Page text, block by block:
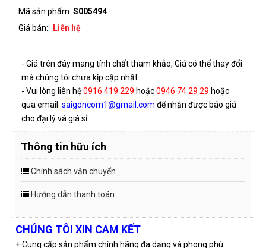
Mã sản phẩm: S005494
Giá bán:
Liên hệ
- Giá trên đây mang tính chất tham khảo, Giá có thể thay đổi
mà chúng tôi chưa kịp cập nhật.
- Vui lòng liên hệ0916 419 229 hoặc0946 74 29 29 hoặc
qua email: saigoncom1@gmail.com để nhận được báo giá
cho đại lý và giá sỉ
Thông tin hữu ích
Chính sách vận chuyển
Hướng dẫn thanh toán
CHÚNG TÔI XIN CAM KẾT
+ Cung cấp sản phẩm chính hãng đa dạng và phong phú